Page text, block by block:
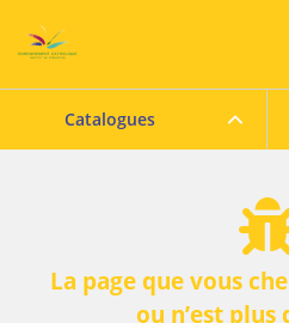
Catalogues
La page que vous
ou n’est